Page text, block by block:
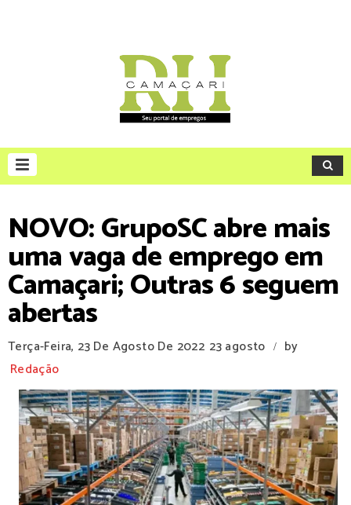
NOVO: GrupoSC abre mais
uma vaga de emprego em
Camaçari; Outras 6 seguem
abertas
Terça-Feira, 23 De Agosto De 2022 23 agosto /
by
Redação